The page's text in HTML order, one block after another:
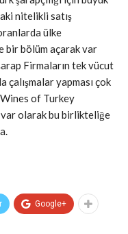
nitelikli satış
ülke
bir bölüm açarak var
Firmaların tek vücut
çalışmalar yapması çok
Wines of Turkey
var olarak bu birlikteliğe
Google+